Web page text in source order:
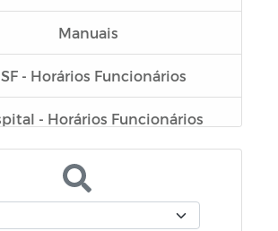
Manuais
- Horários Funcionários
- Horários Funcionários
Municipal de Educação - PME
Portarias do Gabinete